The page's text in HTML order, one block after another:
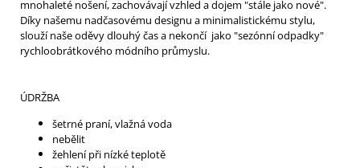
mnohaleté nošení, zachovávají vzhled a dojem "stále jako nové".
Díky našemu nadčasovému designu a minimalistickému stylu,
slouží naše oděvy dlouhý čas a nekončí jako "sezónní odpadky"
rychloobrátkového módního průmyslu.
ÚDRŽBA
šetrné praní, vlažná voda
nebělit
žehlení při nízké teplotě